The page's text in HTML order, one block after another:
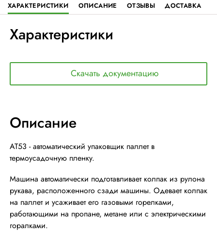
ХАРАКТЕРИСТИКИ ОПИСАНИЕ ОТЗЫВЫ ДОСТАВКА
Характеристики
Скачать документацию
Описание
AT53 - автоматический упаковщик паллет в
термоусадочную пленку.
Машина автоматически подготавливает колпак из рулона
рукава, расположенного сзади машины. Одевает колпак
на паллет и усаживает его газовыми горелками,
работающими на пропане, метане или с электрическими
горалками.